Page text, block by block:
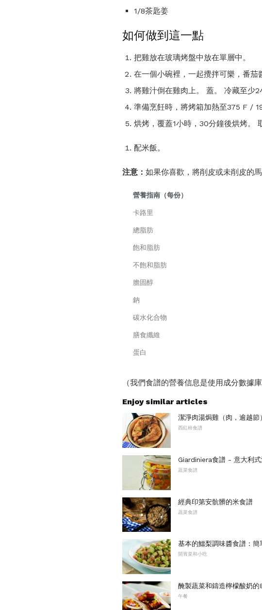
1/8茶匙姜
如何做到這一點
把雞放在玻璃烤盤中放在單層中。
在一個小碗裡，一起攪拌可樂，番茄
將雞汁倒在雞肉上。 蓋。 冷藏至少2
準備烹飪時，將烤箱加熱至375 F /
烘烤，覆蓋1小時，30分鐘後烘烤。
配米飯。
注意： 如果你喜歡，將削皮或未削皮的
營養指南（每份）
卡路里
總脂肪
飽和脂肪
不飽和脂肪
膽固醇
鈉
碳水化合物
膳食纖維
蛋白
（我們食譜的營養信息是使用成分數據
Enjoy similar articles
潔淨肉湯焗雞（肉，逾越節
西紅柿食譜
Giardiniera食譜 - 意大利
蔬菜食譜
經典印第安骯髒的米食譜
蔬菜食譜
基本的鱷梨調味醬食譜：簡
開胃菜和小吃
醃製蔬菜和鑄造檸檬酸奶
午餐